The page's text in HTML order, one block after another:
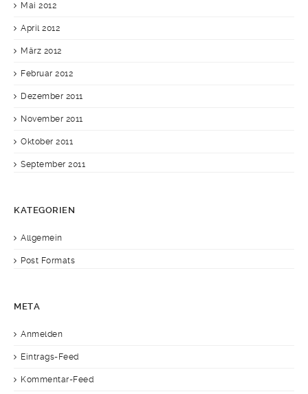
Mai 2012
April 2012
März 2012
Februar 2012
Dezember 2011
November 2011
Oktober 2011
September 2011
KATEGORIEN
Allgemein
Post Formats
META
Anmelden
Eintrags-Feed
Kommentar-Feed